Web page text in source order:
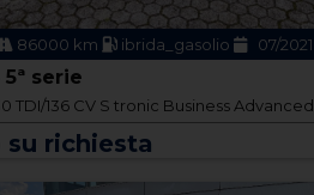
86000 km ibrida_gasolio 07/2021
serie
TDI/136 CV S tronic Business Advanced
su richiesta